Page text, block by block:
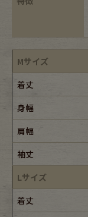
Mサイズ
着丈
身幅
肩幅
袖丈
Lサイズ
着丈